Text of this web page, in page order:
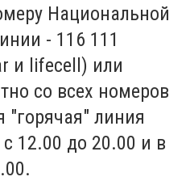
Национальной
- 116 111
и lifecell) или
со всех номеров
"горячая" линия
12.00 до 20.00 и в